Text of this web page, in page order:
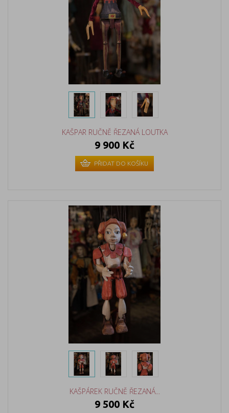
KAŠPAR RUČNĚ ŘEZANÁ LOUTKA
9 900 Kč
PŘIDAT DO KOŠÍKU
KAŠPÁREK RUČNĚ ŘEZANÁ...
9 500 Kč